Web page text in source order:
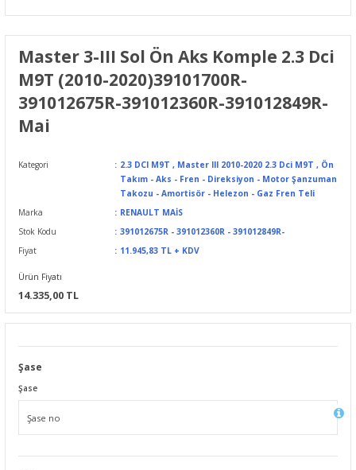
Master 3-III Sol Ön Aks Komple 2.3 Dci
M9T (2010-2020)39101700R-
391012675R-391012360R-391012849R-
Mai
Kategori 2.3 DCI M9T , Master III 2010-2020 2.3 Dci M9T , Ön
Takım - Aks - Fren - Direksiyon - Motor Şanzuman
Takozu - Amortisör - Helezon - Gaz Fren Teli
Marka
RENAULT MAİS
Stok Kodu
391012675R - 391012360R - 391012849R-
Fiyat
11.945,83 TL + KDV
Ürün Fiyatı
14.335,00 TL
Şase
Şase